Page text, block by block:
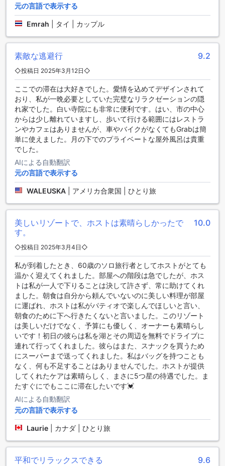
ラ・メゾン・ブランシュでは、滞在中の快適さを追求した客
室設備をご用意しています。エアコン完備の客室は、タイの
暑い気候でも涼しく、リラックスした時間をお過ごしいただ
けます。各部屋にはテレビも設置されており、最新のエンタ
冷蔵庫も完備されており、お好きな飲み物やスナックを手軽
にお楽しみいただけます。
さらに、バルコニーやテラスからは美しい景色を眺めること
ができ、心地よい風を感じながらリフレッシュできます。無
料のボトルウォーターやインスタントコーヒー、ティーもご
用意しており、いつでもお好きな飲み物を楽しむことができ
ます。バスルームには高品質のトイレタリーやタオルも揃っ
ており、贅沢なバスタイムをお楽しみいただけます。ラ・メ
ゾン・ブランシュでの滞在は、心身ともにリフレッシュでき
る特別なひとときを提供します。
ラ・メゾン・ブランシュのダイニング施設
ラ・メゾン・ブランシュでは、洗練されたダイニング体験を
提供しています。美しいインテリアと心地よい雰囲気の中
で、ゲストは多彩な料理を楽しむことができます。地元の新
鮮な食材を使用した料理は、タイの伝統的な味わいを大切に
しつつ、現代的なアプローチで仕上げられています。特に、
シェフのおすすめメニューは、訪れるたびに新しい発見があ
り、食通の心を満たすことでしょう。
また、ラ・メゾン・ブランシュのダイニングエリアは、リラ
ックスした雰囲気で、友人や家族との楽しいひと時を過ごす
のに最適です。朝食ビュッフェでは、地元の特産物や国際色
豊かな料理が並び、心地よい朝のスタートを切ることができ
ます。夜には、ロマンティックなディナーを楽しむことがで
き、特別なひとときを演出します。
ラ・メゾン・ブランシュの客室オファリング
ラ・メゾン・ブランシュでは、特別な体験を提供するために
デザインされた多彩な客室を用意しています。その中でも、
ダブルマウンテンビューの客室は、広さ35平方メートルのゆ
ったりとした空間に、贅沢なキングサイズベッドが配されて
います。この客室からは、壮大な山々の景色を楽しむことが
でき、自然の美しさに包まれた心安らぐ時間を過ごすことが
できます。
アゴダを通じてこれらの客室を予約することで、最良の価格
での宿泊が可能となります。また、簡単でストレスのない予
約プロセスにより、旅行の計画をスムーズに進めることがで
きるため、安心してご利用いただけます。ラ・メゾン・ブラ
ンシュでの特別なひとときを、アゴダでの予約を通じて実現
元の言語で表示する
Emrah タイ | カップル
素敵な逃避行 9.2
◇投稿日 2025年3月12日◇
ここでの滞在は大好きでした。愛情を込めてデザインされて
おり、私が一晩必要としていた完璧なリラクゼーションの隠
れ家でした。白い寺院にも非常に便利です。はい、市の中心
からは少し離れていますし、歩いて行ける範囲にはレストラ
ンやカフェはありませんが、車やバイクがなくてもGrabは簡
単に使えました。月の下でのプライベートな屋外風呂は貴重
でした。
AIによる自動翻訳
元の言語で表示する
WALEUSKA アメリカ合衆国 | ひとり旅
美しいリゾートで、ホストは素晴らしかったで
す。
10.0
◇投稿日 2025年3月4日◇
私が到着したとき、60歳のソロ旅行者としてホストがとても
温かく迎えてくれました。部屋への階段は急でしたが、ホス
トは私が一人で下りることは決して許さず、常に助けてくれ
ました。朝食は自分から頼んでいないのに美しい料理が部屋
に運ばれ、ホストは私がパティオで楽しんでほしいと言い、
朝食のために下へ行きたくないと言いました。このリゾート
は美しいだけでなく、予算にも優しく、オーナーも素晴らし
いです！初日の彼らは私を湖とその周辺を無料でドライブに
連れて行ってくれました。彼らはまた、スナックを買うため
にスーパーまで送ってくれました。私はバッグを持つことも
なく、何も不足することはありませんでした。ホストが提供
してくれたケアは素晴らしく、まさに5つ星の待遇でした。ま
たすぐにでもここに滞在したいです💓
AIによる自動翻訳
元の言語で表示する
Laurie カナダ | ひとり旅
平和でリラックスできる 9.6